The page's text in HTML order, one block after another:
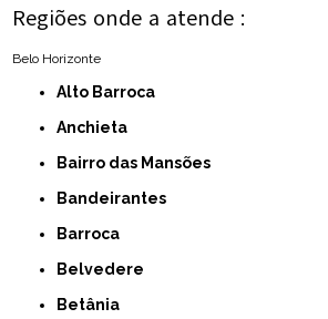
Regiões onde a atende :
Belo Horizonte
Alto Barroca
Anchieta
Bairro das Mansões
Bandeirantes
Barroca
Belvedere
Betânia